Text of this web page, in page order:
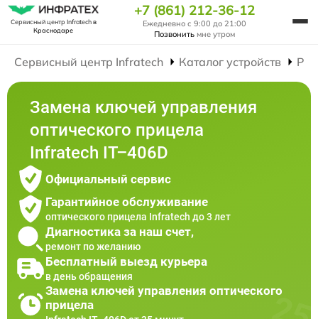
Сервисный центр Infratechв
Краснодаре
+7 (861) 212-36-12
Ежедневно с 9:00 до 21:00
Позвонить мне утром
Сервисный центр Infratech Каталог устройств
Замена ключей управления
оптического прицела
Infratech IT–406D
Официальный сервис
Гарантийное обслуживание
оптического прицела Infratech до 3 лет
Диагностика за наш счет,
ремонт по желанию
Бесплатный выезд курьера
в день обращения
Замена ключей управления оптического
прицела